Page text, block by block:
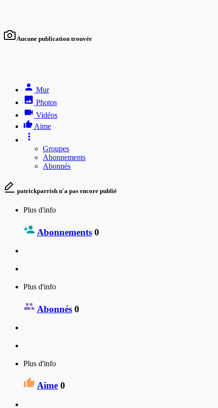
Aucune publication trouvée
Mur
Photos
Vidéos
Aime
Groupes
Abonnements
Abonnés
patrickparrish n'a pas encore publié
Plus d'info
Abonnements 0
Plus d'info
Abonnés 0
Plus d'info
Aime 0